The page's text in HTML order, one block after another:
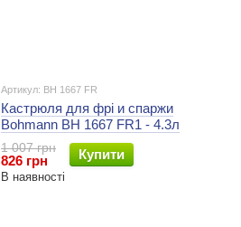
Артикул: BH 1667 FR
Кастрюля для фрі и спаржи
Bohmann BH 1667 FR1 - 4.3л
1 007 грн
826 грн Купити
В наявності